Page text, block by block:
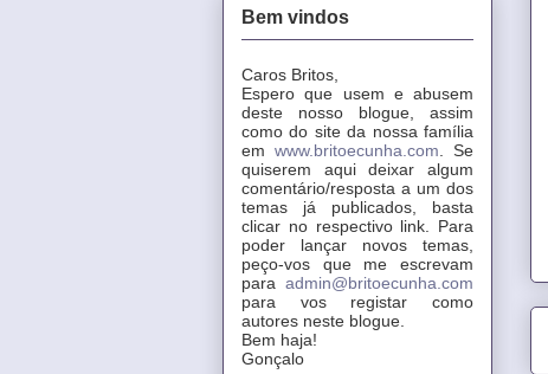
Bem vindos
Caros Britos,
Espero que usem e abusem
deste nosso blogue, assim
como do site da nossa família
em www.britoecunha.com . Se
quiserem aqui deixar algum
comentário/resposta a um dos
temas já publicados, basta
clicar no respectivo link. Para
poder lançar novos temas,
peço-vos que me escrevam
para admin@britoecunha.com
para vos registar como
autores neste blogue.
Bem haja!
Gonçalo